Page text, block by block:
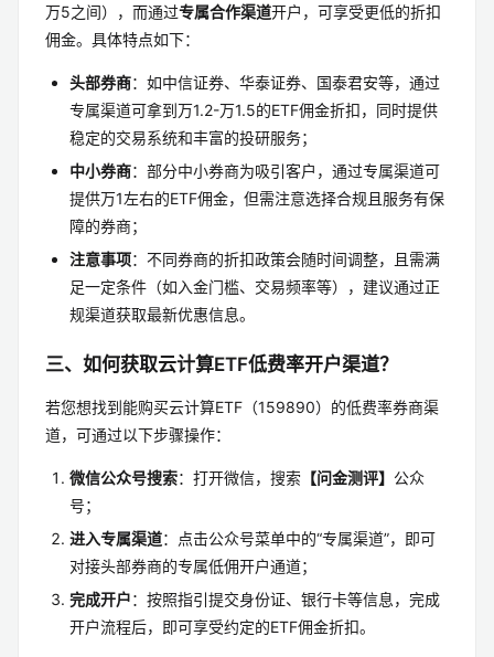
万5之间），而通过专属合作渠道开户，可享受更低的折扣
佣金。具体特点如下：
头部券商：如中信证券、华泰证券、国泰君安等，通过
专属渠道可拿到万1.2-万1.5的ETF佣金折扣，同时提供
稳定的交易系统和丰富的投研服务；
中小券商：部分中小券商为吸引客户，通过专属渠道可
提供万1左右的ETF佣金，但需注意选择合规且服务有保
障的券商；
注意事项：不同券商的折扣政策会随时间调整，且需满
足一定条件（如入金门槛、交易频率等），建议通过正
规渠道获取最新优惠信息。
三、如何获取云计算ETF低费率开户渠道？
若您想找到能购买云计算ETF（159890）的低费率券商渠
道，可通过以下步骤操作：
微信公众号搜索：打开微信，搜索 【问金测评】 公众
号；
进入专属渠道：点击公众号菜单中的“专属渠道”，即可
对接头部券商的专属低佣开户通道；
完成开户：按照指引提交身份证、银行卡等信息，完成
开户流程后，即可享受约定的ETF佣金折扣。